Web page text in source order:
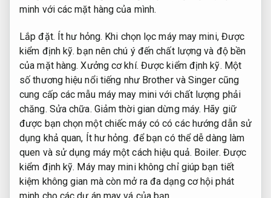
minh với các mặt hàng của mình.
Lắp đặt. Ít hư hỏng. Khi chọn lọc máy may mini, Được
kiểm định kỹ. bạn nên chú ý đến chất lượng và độ bền
của mặt hàng.Xưởng cơ khí. Được kiểm định kỹ. Một
số thương hiệu nổi tiếng như Brother và Singer cũng
cung cấp các mẫu máy may mini với chất lượng phải
chăng. Sửa chữa. Giảm thời gian dừng máy. Hãy giữ
được bạn chọn một chiếc máy có có các hướng dẫn sử
dụng khả quan, Ít hư hỏng. để bạn có thể dễ dàng làm
quen và sử dụng máy một cách hiệu quả. Boiler. Được
kiểm định kỹ. Máy may mini không chỉ giúp bạn tiết
kiệm không gian mà còn mở ra đa dạng cơ hội phát
minh cho các dự án may vá của bạn.